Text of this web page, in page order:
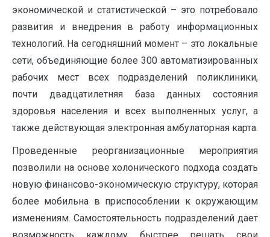
экономической и статистической – это потребовало
развития и внедрения в работу информационных
технологий. На сегодняшний момент – это локальные
сети, объединяющие более 300 автоматизированных
рабочих мест всех подразделений поликлиники,
почти двадцатилетняя база данных состояния
здоровья населения и всех выполненных услуг, а
также действующая электронная амбулаторная карта.
Проведенные реорганизационные мероприятия
позволили на основе холонического подхода создать
новую финансово-экономическую структуру, которая
более мобильна в приспособлении к окружающим
изменениям. Самостоятельность подразделений дает
возможность каждому быстрее решать свои